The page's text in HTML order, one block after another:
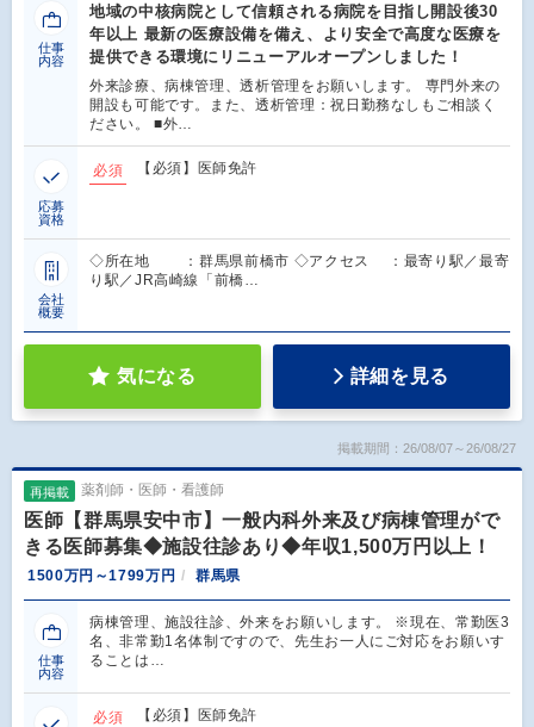
仕事
内容
地域の中核病院として信頼される病院を目指し開設後30
年以上 最新の医療設備を備え、より安全で高度な医療を
提供できる環境にリニューアルオープンしました！
外来診療、病棟管理、透析管理をお願いします。 専門外来の
開設も可能です。また、透析管理：祝日勤務なしもご相談く
ださい。 ■外…
応募
資格
必須 【必須】医師免許
会社
概要
◇所在地 ：群馬県前橋市 ◇アクセス ：最寄り駅／最寄
り駅／JR高崎線「前橋…
気になる 詳細を見る
掲載期間：26/08/07～26/08/27
再掲載 薬剤師・医師・看護師
医師【群馬県安中市】一般内科外来及び病棟管理がで
きる医師募集◆施設往診あり◆年収1,500万円以上！
1500万円～1799万円 群馬県
仕事
内容
病棟管理、施設往診、外来をお願いします。 ※現在、常勤医3
名、非常勤1名体制ですので、先生お一人にご対応をお願いす
ることは…
必須 【必須】医師免許